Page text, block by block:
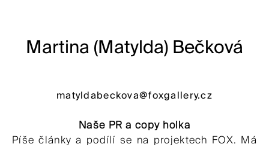
Martina (Matylda) Bečková
matyldabeckova@foxgallery.cz
Naše PR a copy holka
Píše články a podílí se na projektech FOX. Má